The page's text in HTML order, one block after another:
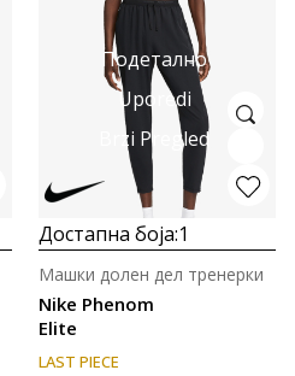
Подетално
Uporedi
Brzi Pregled
Достапна боја:1
Nike Phenom
Elite
Машки долен дел тренерки
LAST PIECE